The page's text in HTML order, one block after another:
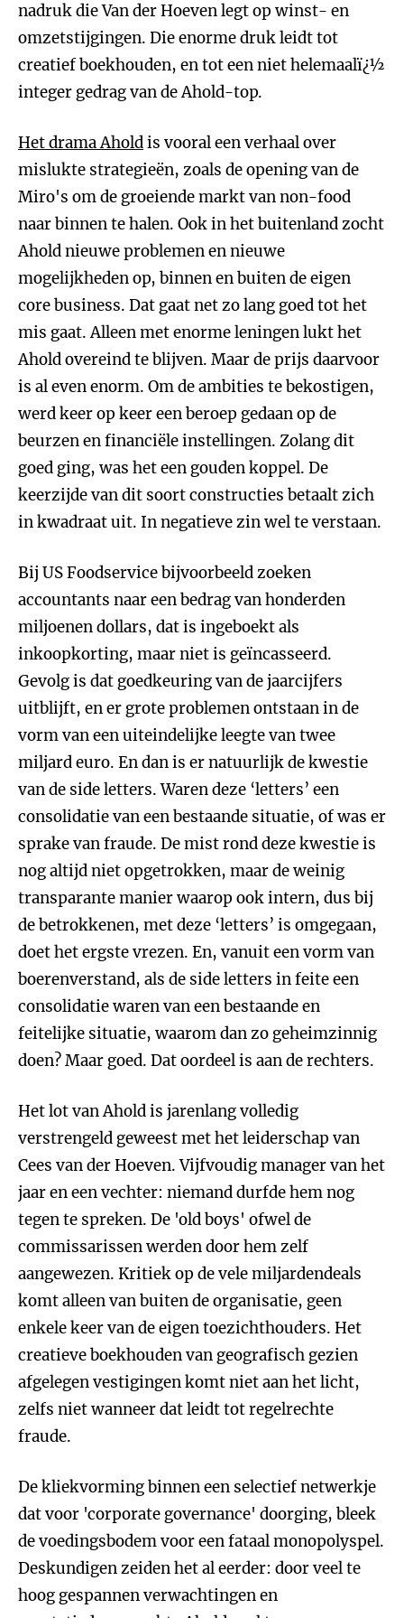
nadruk die Van der Hoeven legt op winst- en
omzetstijgingen. Die enorme druk leidt tot
creatief boekhouden, en tot een niet helemaalï¿½
integer gedrag van de Ahold-top.
Het drama Aholdis vooral een verhaal over
mislukte strategieën, zoals de opening van de
Miro's om de groeiende markt van non-food
naar binnen te halen. Ook in het buitenland zocht
Ahold nieuwe problemen en nieuwe
mogelijkheden op, binnen en buiten de eigen
core business. Dat gaat net zo lang goed tot het
mis gaat. Alleen met enorme leningen lukt het
Ahold overeind te blijven. Maar de prijs daarvoor
is al even enorm. Om de ambities te bekostigen,
werd keer op keer een beroep gedaan op de
beurzen en financiële instellingen. Zolang dit
goed ging, was het een gouden koppel. De
keerzijde van dit soort constructies betaalt zich
in kwadraat uit. In negatieve zin wel te verstaan.
Bij US Foodservice bijvoorbeeld zoeken
accountants naar een bedrag van honderden
miljoenen dollars, dat is ingeboekt als
inkoopkorting, maar niet is geïncasseerd.
Gevolg is dat goedkeuring van de jaarcijfers
uitblijft, en er grote problemen ontstaan in de
vorm van een uiteindelijke leegte van twee
miljard euro. En dan is er natuurlijk de kwestie
van de side letters. Waren deze ‘letters’ een
consolidatie van een bestaande situatie, of was er
sprake van fraude. De mist rond deze kwestie is
nog altijd niet opgetrokken, maar de weinig
transparante manier waarop ook intern, dus bij
de betrokkenen, met deze ‘letters’ is omgegaan,
doet het ergste vrezen. En, vanuit een vorm van
boerenverstand, als de side letters in feite een
consolidatie waren van een bestaande en
feitelijke situatie, waarom dan zo geheimzinnig
doen? Maar goed. Dat oordeel is aan de rechters.
Het lot van Ahold is jarenlang volledig
verstrengeld geweest met het leiderschap van
Cees van der Hoeven. Vijfvoudig manager van het
jaar en een vechter: niemand durfde hem nog
tegen te spreken. De 'old boys' ofwel de
commissarissen werden door hem zelf
aangewezen. Kritiek op de vele miljardendeals
komt alleen van buiten de organisatie, geen
enkele keer van de eigen toezichthouders. Het
creatieve boekhouden van geografisch gezien
afgelegen vestigingen komt niet aan het licht,
zelfs niet wanneer dat leidt tot regelrechte
fraude.
De kliekvorming binnen een selectief netwerkje
dat voor 'corporate governance' doorging, bleek
de voedingsbodem voor een fataal monopolyspel.
Deskundigen zeiden het al eerder: door veel te
hoog gespannen verwachtingen en